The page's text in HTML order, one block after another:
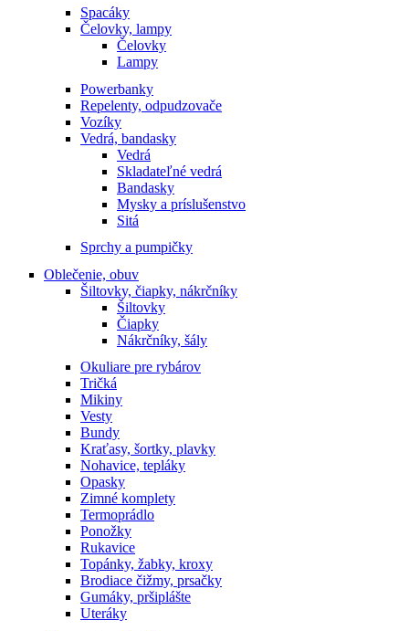
Spacáky
Čelovky, lampy
Čelovky
Lampy
Powerbanky
Repelenty, odpudzovače
Vozíky
Vedrá, bandasky
Vedrá
Skladateľné vedrá
Bandasky
Mysky a príslušenstvo
Sitá
Sprchy a pumpičky
Oblečenie, obuv
Šiltovky, čiapky, nákrčníky
Šiltovky
Čiapky
Nákrčníky, šály
Okuliare pre rybárov
Tričká
Mikiny
Vesty
Bundy
Kraťasy, šortky, plavky
Nohavice, tepláky
Opasky
Zimné komplety
Termoprádlo
Ponožky
Rukavice
Topánky, žabky, kroxy
Brodiace čižmy, prsačky
Gumáky, pršiplášte
Uteráky